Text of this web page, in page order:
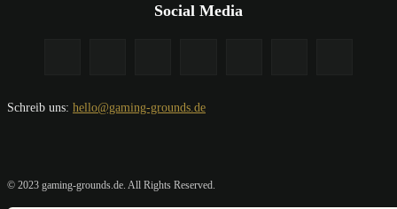
Social Media
Schreib uns: hello@gaming-grounds.de
© 2023 gaming-grounds.de. All Rights Reserved.